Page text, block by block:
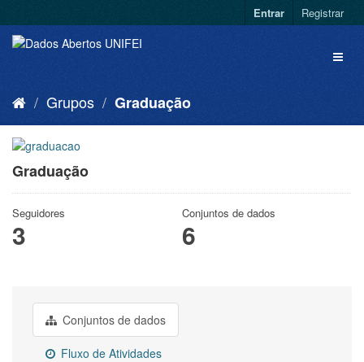
Entrar Registrar
Grupos Graduação
Graduação
Seguidores
3
Conjuntos de dados
6
Conjuntos de dados
Fluxo de Atividades